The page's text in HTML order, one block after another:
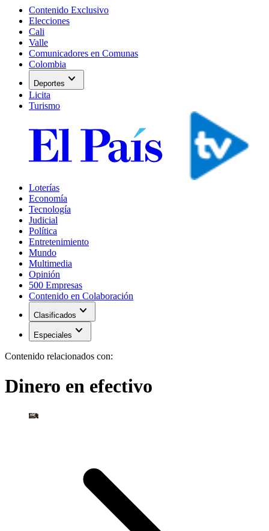
Contenido Exclusivo
Elecciones
Cali
Valle
Comunicadores en Comunas
Colombia
Deportes expand_more
Licita
Turismo
Loterías
Economía
Tecnología
Judicial
Política
Entretenimiento
Mundo
Multimedia
Opinión
500 Empresas
Contenido en Colaboración
Clasificados expand_more
Especiales expand_more
Contenido relacionados con:
Dinero en efectivo